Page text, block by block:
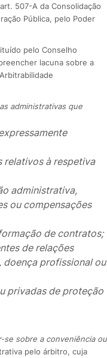
507-A da Consolidação
Pública, pelo Poder
pelo Conselho
lacuna sobre a
administrativas que
relativos à respetiva
administrativa,
ou compensações
de contratos;
de relações
profissional ou
privadas de proteção
se sobre a conveniência ou
pelo árbitro, cuja